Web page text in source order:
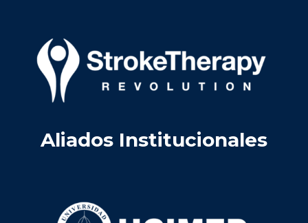
Aliados Institucionales